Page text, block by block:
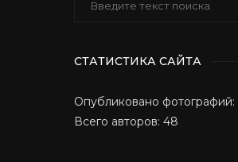
СТАТИСТИКА САЙТА
Опубликовано фотографий:
Всего авторов: 48